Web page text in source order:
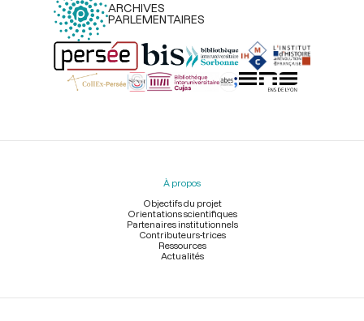
ARCHIVES
PARLEMENTAIRES
Menu
À propos
Objectifs du projet
Orientations scientifiques
Partenaires institutionnels
Contributeurs-trices
Ressources
Actualités